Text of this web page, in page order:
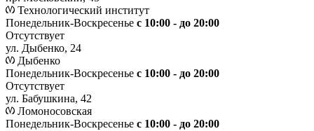
Технологический институт
Понедельник-Воскресенье с 10:00 - до 20:00
Отсутствует
ул. Дыбенко, 24
Дыбенко
Понедельник-Воскресенье с 10:00 - до 20:00
Отсутствует
ул. Бабушкина, 42
Ломоносовская
Понедельник-Воскресенье с 10:00 - до 20:00